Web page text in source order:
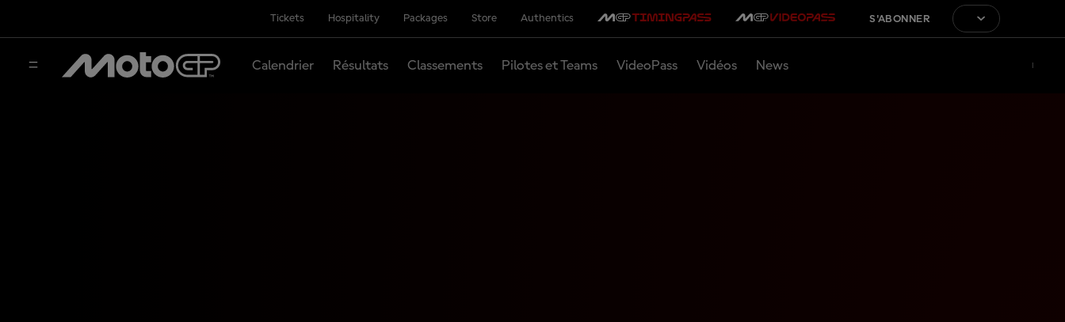
Tickets Hospitality Packages Store Authentics S'ABONNER
Calendrier Résultats Classements Pilotes et Teams VideoPass Vidéos News